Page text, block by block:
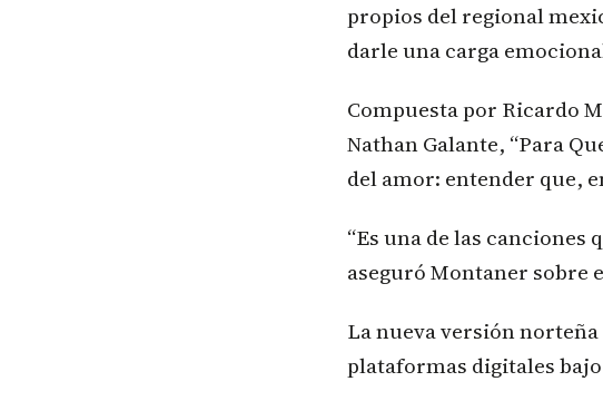
propios del regional
darle una carga
Compuesta por Ricardo
Nathan Galante, “Para
del amor: entender que,
“Es una de las canciones
aseguró Montaner sobre
La nueva versión norteña
plataformas digitales